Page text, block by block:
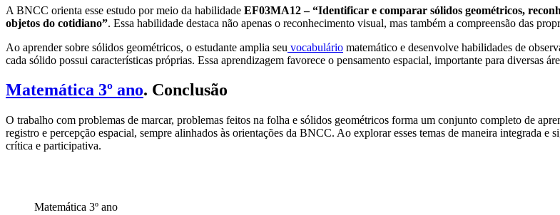
A BNCC orienta esse estudo por meio da habilidade EF03MA12 – “Identificar e comparar sólidos geométricos,
objetos do cotidiano”. Essa habilidade destaca não apenas o reconhecimento visual, mas também a compreensão das
Ao aprender sobre sólidos geométricos, o estudante amplia seu vocabulário matemático e desenvolve habilidades de
cada sólido possui características próprias. Essa aprendizagem favorece o pensamento espacial, importante para diversas
Matemática 3º ano. Conclusão
O trabalho com problemas de marcar, problemas feitos na folha e sólidos geométricos forma um conjunto completo de
registro e percepção espacial, sempre alinhados às orientações da BNCC. Ao explorar esses temas de maneira integrada
crítica e participativa.
Matemática 3º ano